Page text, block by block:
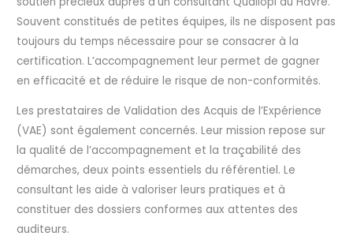
Souvent constitués de petites équipes, ils ne disposent pas
toujours du temps nécessaire pour se consacrer à la
certification. L’accompagnement leur permet de gagner
en efficacité et de réduire le risque de non-conformités.
Les prestataires de Validation des Acquis de l’Expérience
(VAE) sont également concernés. Leur mission repose sur
la qualité de l’accompagnement et la traçabilité des
démarches, deux points essentiels du référentiel. Le
consultant les aide à valoriser leurs pratiques et à
constituer des dossiers conformes aux attentes des
auditeurs.